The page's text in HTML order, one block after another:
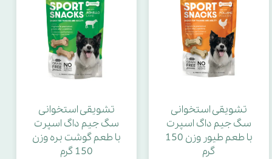
تشویقی استخوانی
سگ جیم داگ اسپرت
با طعم طیور وزن 150
گرم
تشویقی استخوانی
سگ جیم داگ اسپرت
با طعم گوشت بره وزن
150 گرم